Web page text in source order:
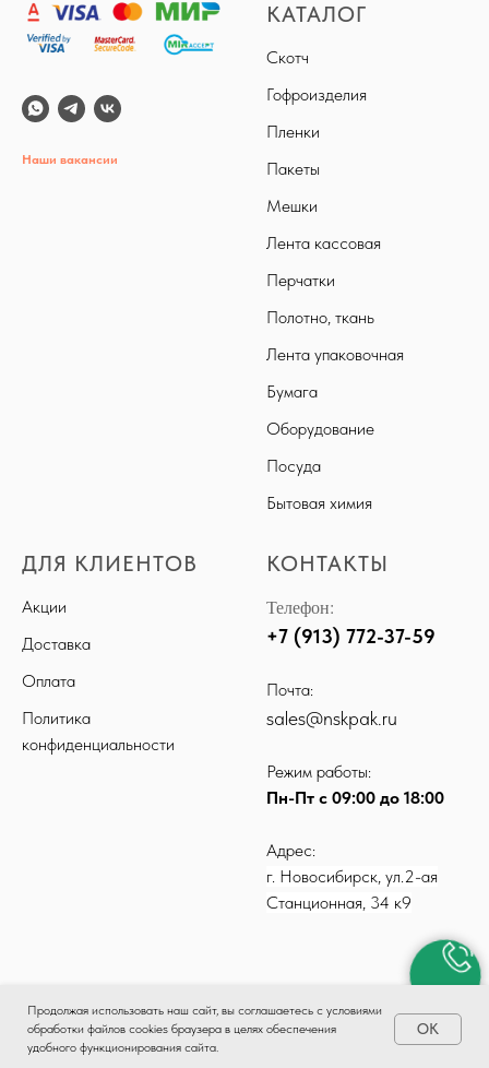
КАТАЛОГ ДОСТАВКА КОНТАКТЫ
Наши вакансии
КАТАЛОГ
Скотч
Гофроизделия
Пленки
Пакеты
Мешки
Лента кассовая
Перчатки
Полотно, ткань
Лента упаковочная
Бумага
Оборудование
Посуда
Бытовая химия
ДЛЯ КЛИЕНТОВ
Акции
Доставка
Оплата
Политика
конфиденциальности
КОНТАКТЫ
Телефон:
+7 (913) 772-37-59
Почта:
sales@nskpak.ru
Режим работы:
Пн-Пт с 09:00 до 18:00
Адрес:
г. Новосибирск, ул.2-ая
Станционная, 34 к9
Продолжая использовать наш сайт, вы соглашаетесь с условиями
обработки файлов cookies браузера в целях обеспечения
удобного функционирования сайта.
ОК